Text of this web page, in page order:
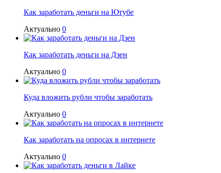
Как заработать деньги на Ютубе
Актуально 0
Как заработать деньги на Дзен
Актуально 0
Куда вложить рубли чтобы заработать
Актуально 0
Как заработать на опросах в интернете
Актуально 0